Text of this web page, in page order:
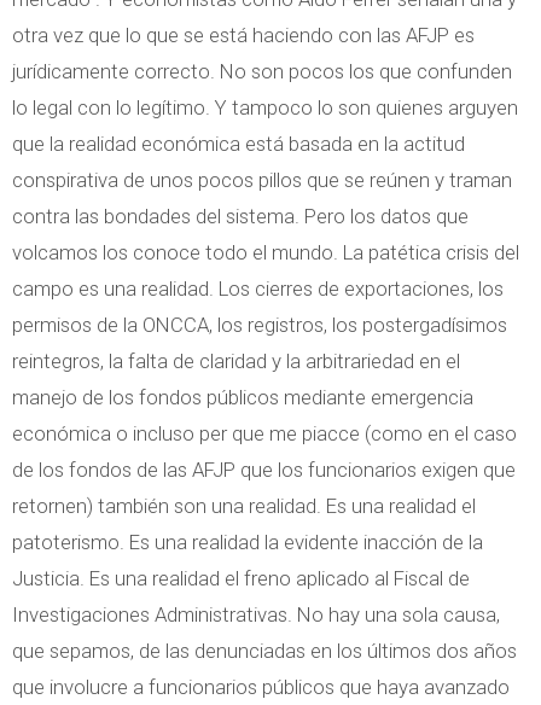
otra vez que lo que se está haciendo con las AFJP es
jurídicamente correcto. No son pocos los que confunden
lo legal con lo legítimo. Y tampoco lo son quienes arguyen
que la realidad económica está basada en la actitud
conspirativa de unos pocos pillos que se reúnen y traman
contra las bondades del sistema. Pero los datos que
volcamos los conoce todo el mundo. La patética crisis del
campo es una realidad. Los cierres de exportaciones, los
permisos de la ONCCA, los registros, los postergadísimos
reintegros, la falta de claridad y la arbitrariedad en el
manejo de los fondos públicos mediante emergencia
económica o incluso per que me piacce (como en el caso
de los fondos de las AFJP que los funcionarios exigen que
retornen) también son una realidad. Es una realidad el
patoterismo. Es una realidad la evidente inacción de la
Justicia. Es una realidad el freno aplicado al Fiscal de
Investigaciones Administrativas. No hay una sola causa,
que sepamos, de las denunciadas en los últimos dos años
que involucre a funcionarios públicos que haya avanzado